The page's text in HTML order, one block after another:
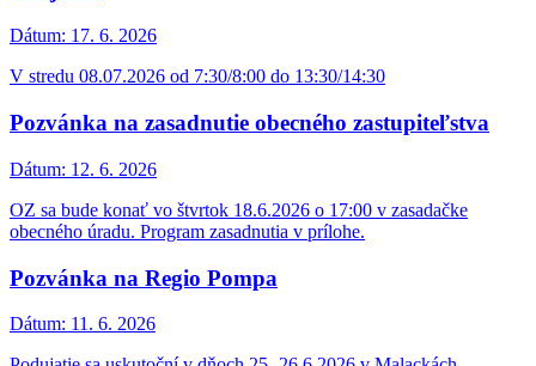
Dnes - odstávka pitnej vody
Dátum: 22. 6. 2026
V čase od 13:00 do 16:00 hod